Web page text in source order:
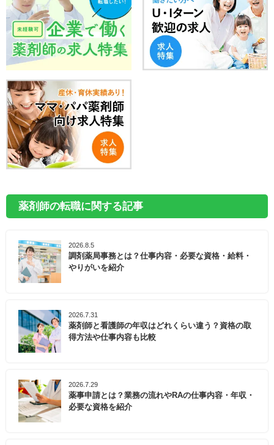
薬剤師の転職に関する記事
2026.8.5
調剤薬局事務とは？仕事内容・必要な資格・給料・
やりがいを紹介
2026.7.31
薬剤師と看護師の年収はどれくらい違う？資格の取
得方法や仕事内容も比較
2026.7.29
薬事申請とは？業務の流れやRAの仕事内容・年収・
必要な資格を紹介